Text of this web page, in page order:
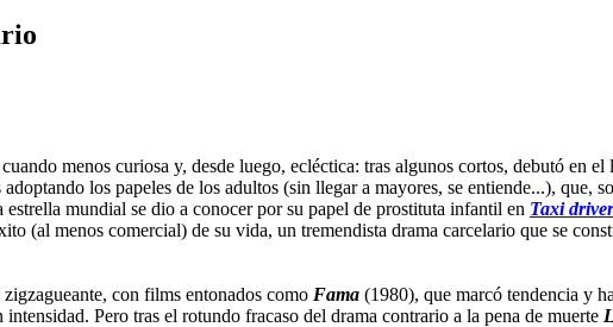
menos curiosa y, desde luego, ecléctica: tras algunos cortos, debutó en el
los papeles de los adultos (sin llegar a mayores, se entiende...), que,
estrella mundial se dio a conocer por su papel de prostituta infantil en Taxi driver
(al menos comercial) de su vida, un tremendista drama carcelario que se
con films entonados como Fama (1980), que marcó tendencia y
Pero tras el rotundo fracaso del drama contrario a la pena de muerte